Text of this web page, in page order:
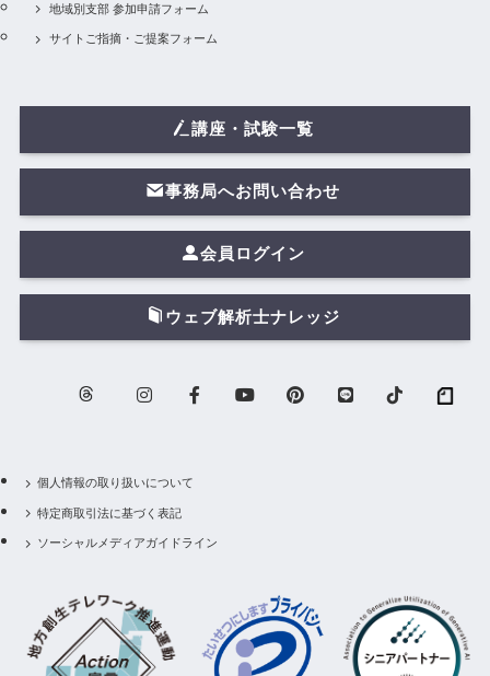
地域別支部 参加申請フォーム
サイトご指摘・ご提案フォーム
講座・試験一覧
事務局へお問い合わせ
会員ログイン
ウェブ解析士ナレッジ
個人情報の取り扱いについて
特定商取引法に基づく表記
ソーシャルメディアガイドライン